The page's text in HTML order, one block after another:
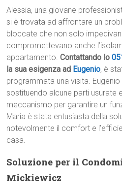
Alessia, una giovane
si è trovata ad affrontare un
bloccate che non solo
compromettevano anche
appartamento.Contattando lo
la sua esigenza ad Eugenio, è
programmata una visita.
sostituendo alcune parti usurate
meccanismo per garantire un
Maria è stata entusiasta della
notevolmente il comfort e
casa.
Soluzione per il
Mickiewicz